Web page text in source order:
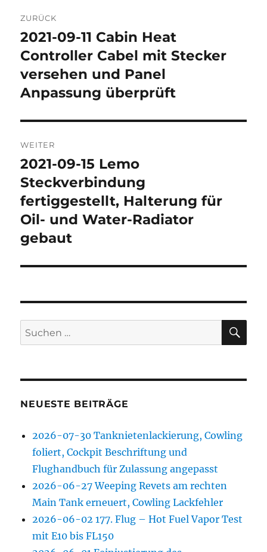
ZURÜCK
Vorheriger
Beitrag:
2021-09-11 Cabin Heat
Controller Cabel mit Stecker
versehen und Panel
Anpassung überprüft
WEITER
Nächster
Beitrag:
2021-09-15 Lemo
Steckverbindung
fertiggestellt, Halterung für
Oil- und Water-Radiator
gebaut
Suchen
nach:
NEUESTE BEITRÄGE
2026-07-30 Tanknietenlackierung, Cowling
foliert, Cockpit Beschriftung und
Flughandbuch für Zulassung angepasst
2026-06-27 Weeping Revets am rechten
Main Tank erneuert, Cowling Lackfehler
2026-06-02 177. Flug – Hot Fuel Vapor Test
mit E10 bis FL150